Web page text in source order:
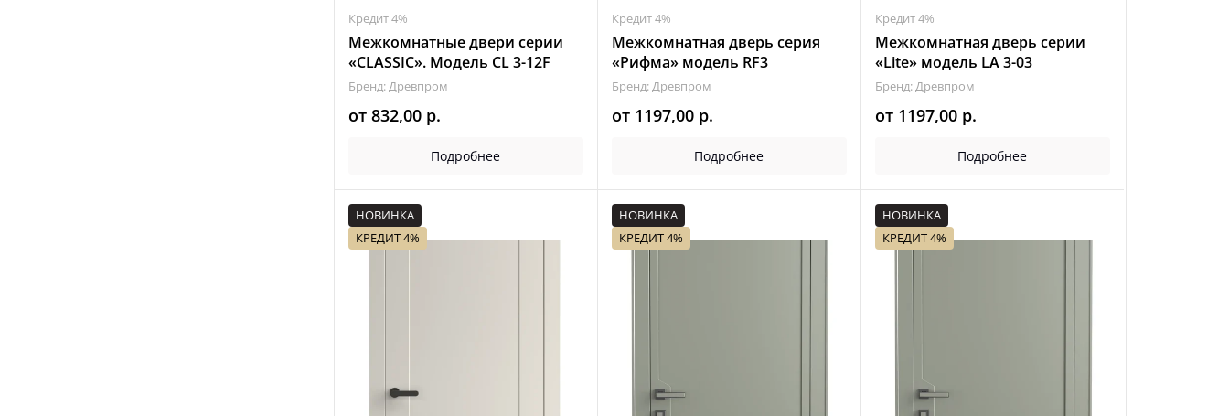
Кредит 4%
Межкомнатные двери серии
«CLASSIC». Модель CL 3-12F
Бренд: Древпром
от 832,00 р.
Подробнее
Кредит 4%
Межкомнатная дверь серия
«Рифма» модель RF3
Бренд: Древпром
от 1197,00 р.
Подробнее
Кредит 4%
Межкомнатная дверь серии
«Lite» модель LA 3-03
Бренд: Древпром
от 1197,00 р.
Подробнее
НОВИНКА
КРЕДИТ 4%
НОВИНКА
КРЕДИТ 4%
НОВИНКА
КРЕДИТ 4%